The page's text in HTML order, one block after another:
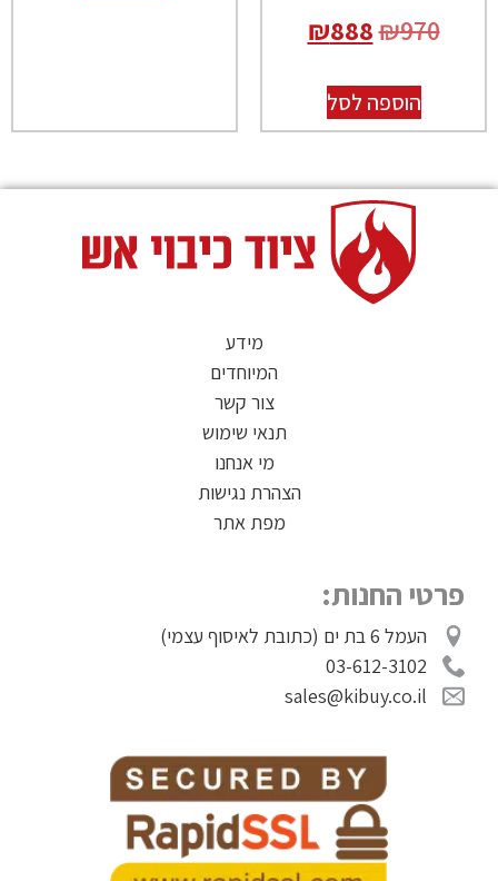
₪970
₪888
הוספה לסל
מידע
המיוחדים
צור קשר
תנאי שימוש
מי אנחנו
הצהרת נגישות
מפת אתר
פרטי החנות:
העמל 6 בת ים (כתובת לאיסוף עצמי)
03-612-3102
sales@kibuy.co.il